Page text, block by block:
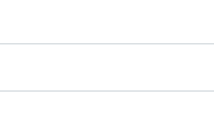
nach anderen öffentlich-
des Bauvorhabens
betroffene Gemeinde, über das
großen selbstständigen Stadt und
großen selbstständigen Stadt und